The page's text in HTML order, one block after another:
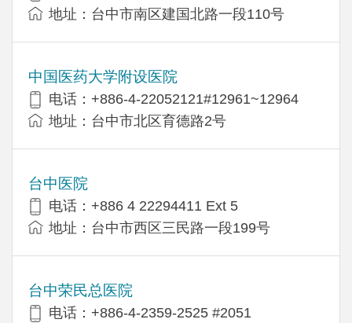
地址：台中市南区建国北路一段110号
中国医药大学附设医院
电话：+886-4-22052121#12961~12964
地址：台中市北区育德路2号
台中医院
电话：+886 4 22294411 Ext 5
地址：台中市西区三民路一段199号
台中荣民总医院
电话：+886-4-2359-2525 #2051